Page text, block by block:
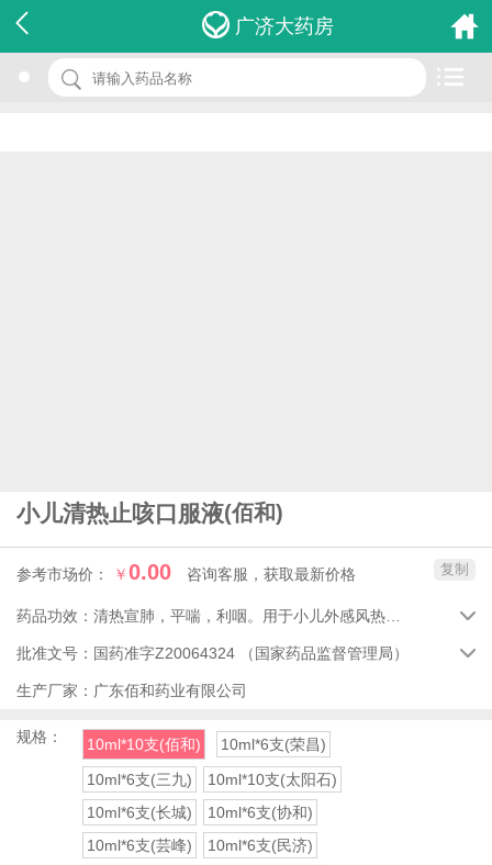
广济大药房
小儿清热止咳口服液(佰和)
参考市场价： ￥0.00 咨询客服，获取最新价格
名 称：小儿清热止咳口服液
品 牌：(佰和)
复制
药品功效： 
批准文号： 国药准字Z20064324 （国家药品监督管理局） 
生产厂家： 广东佰和药业有限公司
规格： 10ml*10支(佰和)
10ml*6支(荣昌)
10ml*6支(三九)
10ml*10支(太阳石)
10ml*6支(长城)
10ml*6支(协和)
10ml*6支(芸峰)
10ml*6支(民济)